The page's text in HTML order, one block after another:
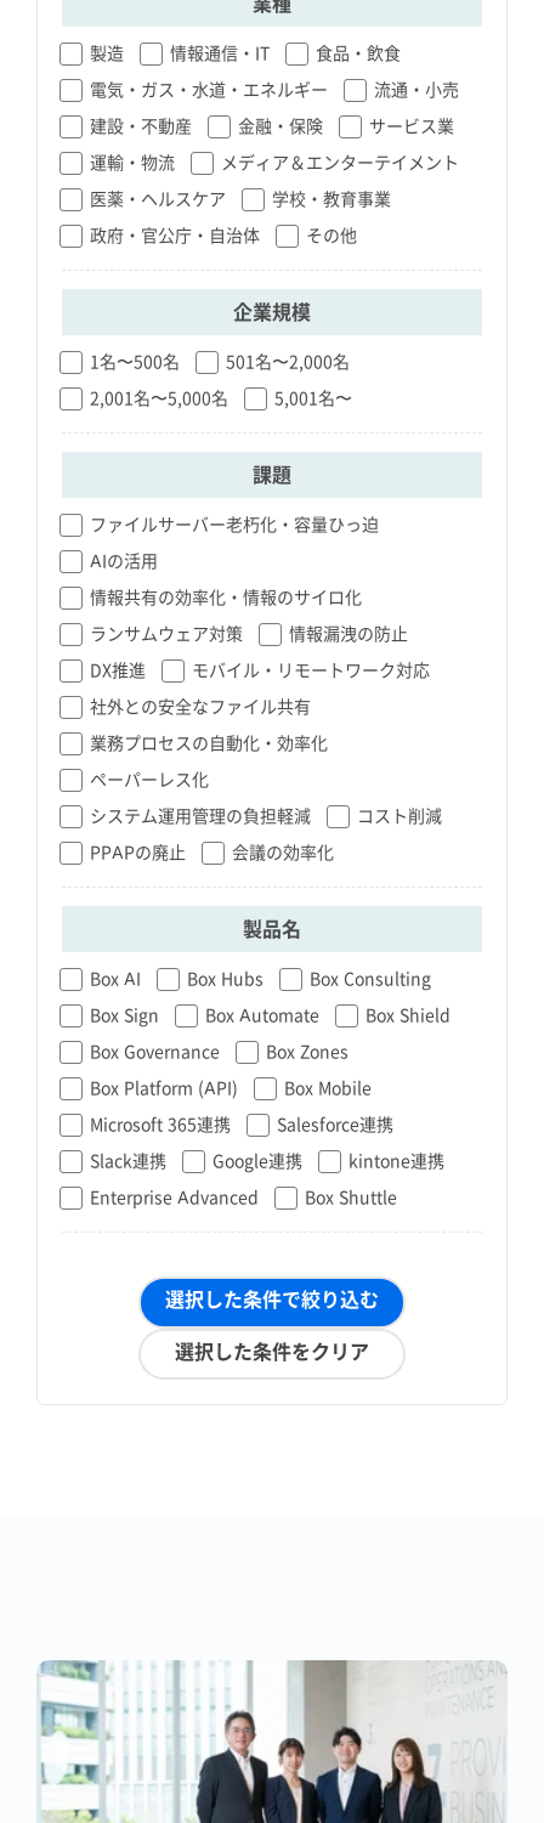
製造 情報通信・IT
食品・飲食
電気・ガス・水道・エネルギー
流通・小売
建設・不動産
金融・保険
サービス業
運輸・物流
メディア＆エンターテイメント
医薬・ヘルスケア
学校・教育事業
政府・官公庁・自治体
その他
企業規模
1名〜500名
501名〜2,000名
2,001名〜5,000名
5,001名〜
課題
ファイルサーバー老朽化・容量ひっ迫
AIの活用
情報共有の効率化・情報のサイロ化
ランサムウェア対策
情報漏洩の防止
DX推進
モバイル・リモートワーク対応
社外との安全なファイル共有
業務プロセスの自動化・効率化
ペーパーレス化
システム運用管理の負担軽減
コスト削減
PPAPの廃止
会議の効率化
製品名
Box AI Box Hubs
Box Consulting
Box Sign
Box Automate
Box Shield
Box Governance
Box Zones
Box Platform (API)
Box Mobile
Microsoft 365連携
Salesforce連携
Slack連携
Google連携
kintone連携
Enterprise Advanced
Box Shuttle
選択した条件で絞り込む
選択した条件をクリア